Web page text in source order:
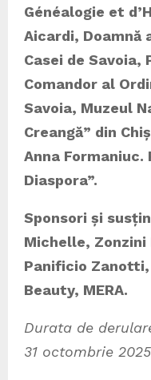
Généalogie et
Aicardi, Doamnă
Casei de Savoia,
Comandor al
Savoia, Muzeul
Creangă” din
Anna Formaniuc.
Diaspora”.
Sponsori și
Michelle,
Panificio
Beauty, MERA.
Durata de
31 octombrie 2025